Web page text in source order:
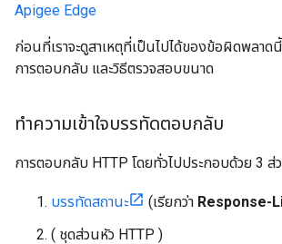
Apigee Edge
ก่อนที่เราจะดูสาเหตุที่เป็นไปได้ของข้อผิดพลา
การตอบกลับ และวิธีตรวจสอบขนาด
ทำความเข้าใจบรรทัดตอบกลับ
การตอบกลับ HTTP โดยทั่วไปประกอบด้วย 3 ส่
บรรทัดสถานะ (เรียกว่า Response-
( ชุดส่วนหัว HTTP )